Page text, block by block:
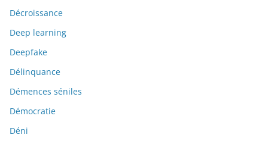
Décroissance
Deep learning
Deepfake
Délinquance
Démences séniles
Démocratie
Déni